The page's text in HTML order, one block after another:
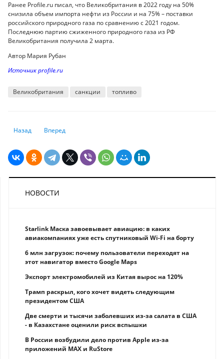
Ранее Profile.ru писал, что Великобритания в 2022 году на 50%
снизила объем импорта нефти из России и на 75% – поставки
российского природного газа по сравнению с 2021 годом.
Последнюю партию сжиженного природного газа из РФ
Великобритания получила 2 марта.
Автор Мария Рубан
Источник profile.ru
Великобритания санкции топливо
Предыдущий: ОПЕК+ может сократить добычу нефти, если Иран
Назад Следующий: Деловая активность в еврозоне продолжила
Вперед
НОВОСТИ
Starlink Маска завоевывает авиацию: в каких
авиакомпаниях уже есть спутниковый Wi-Fi на борту
6 млн загрузок: почему пользователи переходят на
этот навигатор вместо Google Maps
Экспорт электромобилей из Китая вырос на 120%
Трамп раскрыл, кого хочет видеть следующим
президентом США
Две смерти и тысячи заболевших из-за салата в США
- в Казахстане оценили риск вспышки
В России возбудили дело против Apple из-за
приложений MAX и RuStore